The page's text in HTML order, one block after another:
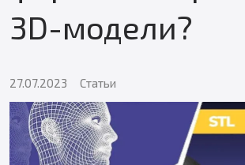
3D-модели?
27.07.2023 Статьи